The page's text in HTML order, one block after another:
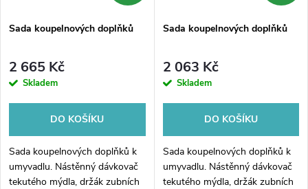
Sada koupelnových doplňků
2 665 Kč
Skladem
DO KOŠÍKU
Sada koupelnových doplňků k
umyvadlu. Nástěnný dávkovač
tekutého mýdla, držák zubních
Sada koupelnových doplňků
2 063 Kč
Skladem
DO KOŠÍKU
Sada koupelnových doplňků k
umyvadlu. Nástěnný dávkovač
tekutého mýdla, držák zubních